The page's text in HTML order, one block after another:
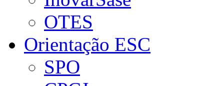
OTES
Orientação ESC
SPO